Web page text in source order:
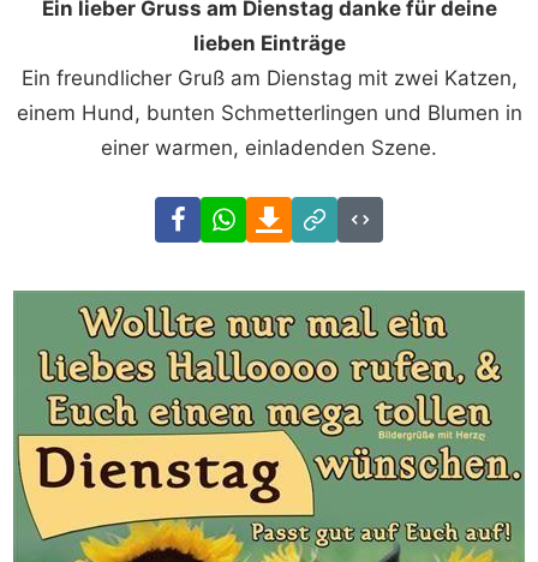
Ein lieber Gruss am Dienstag danke für deine
lieben Einträge
Ein freundlicher Gruß am Dienstag mit zwei Katzen,
einem Hund, bunten Schmetterlingen und Blumen in
einer warmen, einladenden Szene.
FacebookWhatsAppDownload
Link
Code